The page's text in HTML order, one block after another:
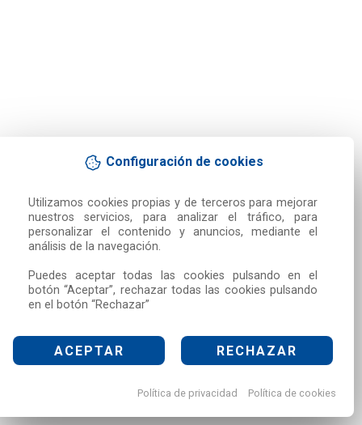
Configuración de cookies
Utilizamos cookies propias y de terceros para mejorar
nuestros servicios, para analizar el tráfico, para
personalizar el contenido y anuncios, mediante el
análisis de la navegación.
Puedes aceptar todas las cookies pulsando en el
botón “Aceptar”, rechazar todas las cookies pulsando
en el botón “Rechazar”
ACEPTAR RECHAZAR
Política de privacidad Política de cookies